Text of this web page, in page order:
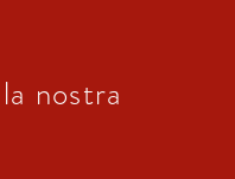
nostra